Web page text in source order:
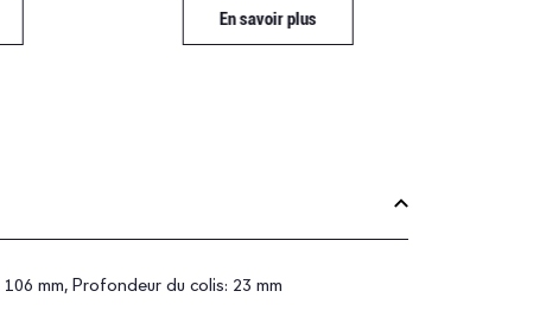
En savoir plus
mm, Profondeur du colis: 23 mm